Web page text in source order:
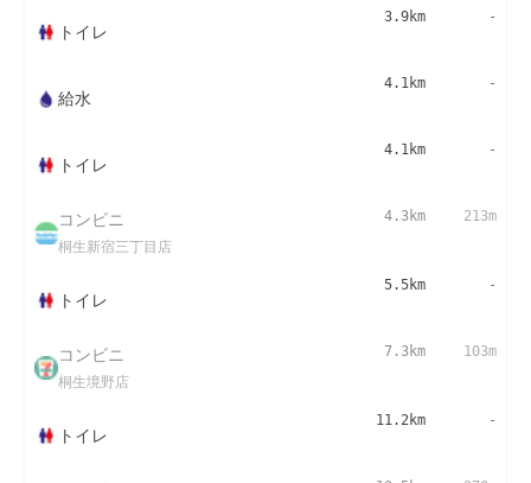
トイレ
3.9km -
給水
4.1km -
トイレ
4.1km -
コンビニ
桐生新宿三丁目店
4.3km 213m
トイレ
5.5km -
コンビニ
桐生境野店
7.3km 103m
トイレ
11.2km -